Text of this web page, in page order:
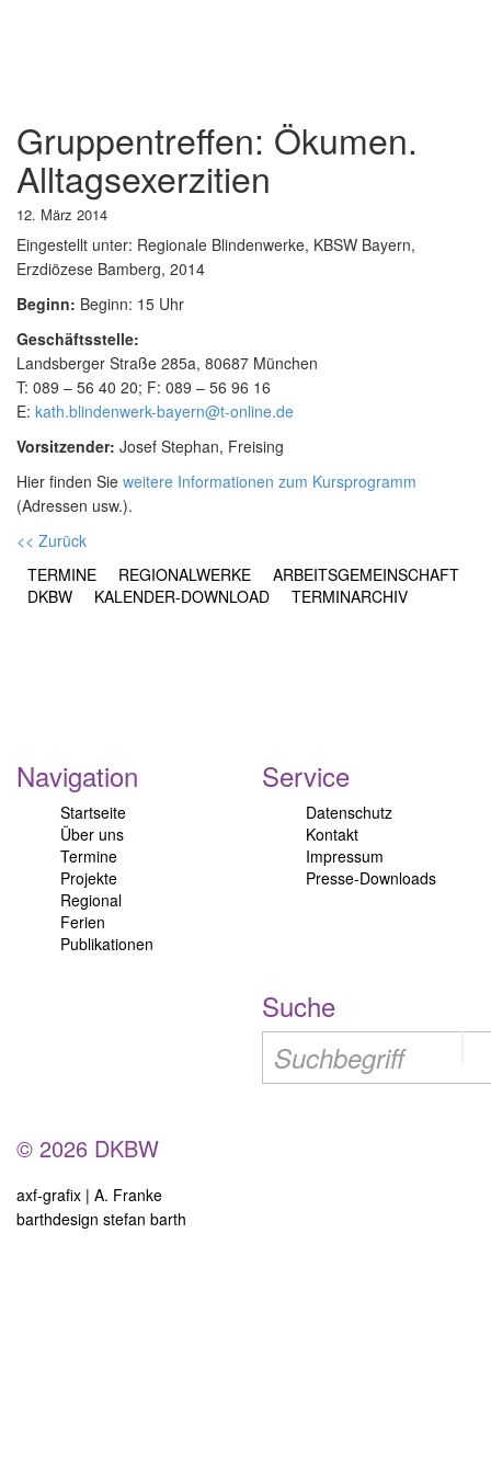
Gruppentreffen: Ökumen.
Alltagsexerzitien
12. März 2014
Eingestellt unter: Regionale Blindenwerke, KBSW Bayern,
Erzdiözese Bamberg, 2014
Beginn: Beginn: 15 Uhr
Geschäftsstelle:
Landsberger Straße 285a, 80687 München
T: 089 – 56 40 20; F: 089 – 56 96 16
E: kath.blindenwerk-bayern@t-online.de
Vorsitzender: Josef Stephan, Freising
Hier finden Sie weitere Informationen zum Kursprogramm
(Adressen usw.).
<< Zurück
TERMINE
REGIONALWERKE
ARBEITSGEMEINSCHAFT
DKBW
KALENDER-DOWNLOAD TERMINARCHIV
Navigation
Startseite
Über uns
Termine
Projekte
Regional
Ferien
Publikationen
Service
Datenschutz
Kontakt
Impressum
Presse-Downloads
Suche
© 2026 DKBW
axf-grafix | A. Franke
barthdesign stefan barth